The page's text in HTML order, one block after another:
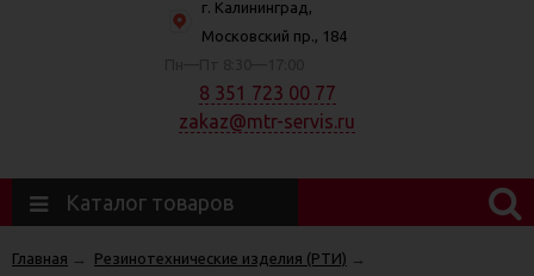
г. Калининград,
Московский пр., 184
8 351 723 00 77
zakaz@mtr-servis.ru
Каталог товаров
Главная Резинотехнические изделия (РТИ)